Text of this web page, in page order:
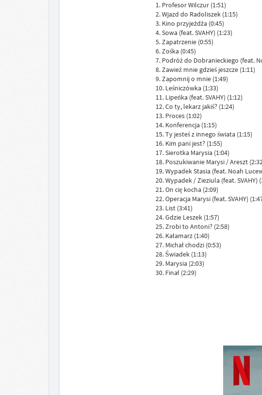
1. Profesor Wilczur (1:51)
2. Wjazd do Radoliszek (1:15)
3. Kino przyjeżdża (0:45)
4. Sowa (feat. SVAHY) (1:23)
5. Zapatrzenie (0:55)
6. Zośka (0:45)
7. Podróż do Dobranieckiego (feat.
8. Zawieź mnie gdzieś jeszcze (1:11)
9. Zapomnij o mnie (1:49)
10. Leśniczówka (1:33)
11. Lipeńka (feat. SVAHY) (1:12)
12. Co ty, lekarz jakiś? (1:24)
13. Proces (1:02)
14. Konferencja (1:15)
15. Ty jesteś z innego świata (1:15)
16. Kim pani jest? (1:55)
17. Sierotka Marysia (1:04)
18. Poszukiwanie Marysi / Areszt
19. Wypadek Stasia (feat. Noah
20. Wypadek / Zieziula (feat. SVAHY)
21. On cię kocha (2:09)
22. Operacja Marysi (feat. SVAHY)
23. List (3:41)
24. Gdzie Leszek (1:57)
25. Zrobi to Antoni? (2:58)
26. Kałamarz (1:40)
27. Michał chodzi (0:53)
28. Świadek (1:13)
29. Marysia (2:03)
30. Finał (2:29)